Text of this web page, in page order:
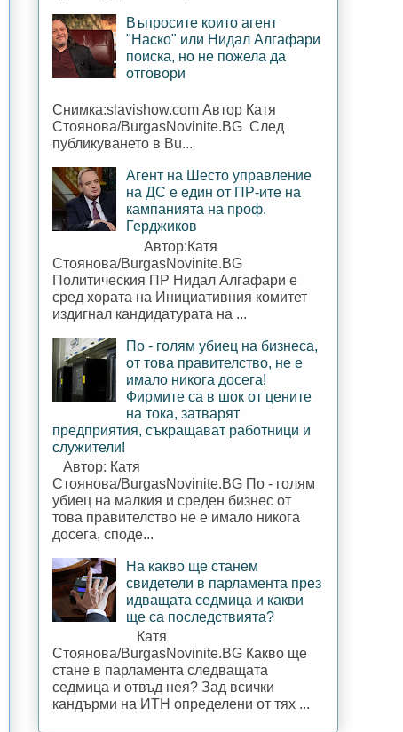
Въпросите които агент
"Наско" или Нидал Алгафари
поиска, но не пожела да
отговори
Снимка:slavishow.com Автор Катя
Стоянова/BurgasNovinite.BG След
публикуването в Bu...
Агент на Шесто управление
на ДС е един от ПР-ите на
кампанията на проф.
Герджиков
Автор:Катя
Стоянова/BurgasNovinite.BG
Политическия ПР Нидал Алгафари е
сред хората на Инициативния комитет
издигнал кандидатурата на ...
По - голям убиец на бизнеса,
от това правителство, не е
имало никога досега!
Фирмите са в шок от цените
на тока, затварят
предприятия, съкращават работници и
служители!
Автор: Катя
Стоянова/BurgasNovinite.BG По - голям
убиец на малкия и среден бизнес от
това правителство не е имало никога
досега, споде...
На какво ще станем
свидетели в парламента през
идващата седмица и какви
ще са последствията?
Катя
Стоянова/BurgasNovinite.BG Какво ще
стане в парламента следващата
седмица и отвъд нея? Зад всички
кандърми на ИТН определени от тях ...